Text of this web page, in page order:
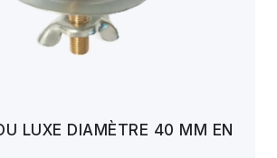
LUXE DIAMÈTRE 40 MM EN